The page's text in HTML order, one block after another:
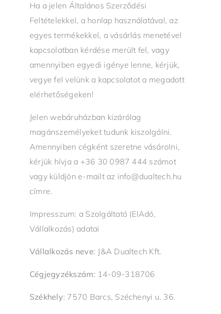
Ha a jelen Általános Szerződési
Feltételekkel, a honlap használatával, az
egyes termékekkel, a vásárlás menetével
kapcsolatban kérdése merült fel, vagy
amennyiben egyedi igénye lenne, kérjük,
vegye fel velünk a kapcsolatot a megadott
elérhetőségeken!
Jelen webáruházban kizárólag
magánszemélyeket tudunk kiszolgálni.
Amennyiben cégként szeretne vásárolni,
kérjük hívja a +36 30 0987 444 számot
vagy küldjön e-mailt az info@dualtech.hu
címre.
Impresszum: a Szolgáltató (ElAdó,
Vállalkozás) adatai
Vállalkozás neve: J&A Dualtech Kft.
Cégjegyzékszám: 14-09-318706
Székhely: 7570 Barcs, Széchenyi u. 36.